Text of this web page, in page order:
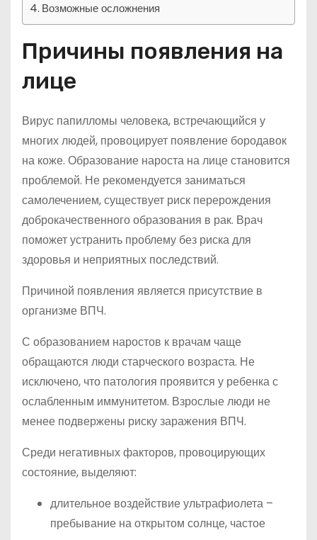
Возможные осложнения
Причины появления на
лице
Вирус папилломы человека, встречающийся у
многих людей, провоцирует появление бородавок
на коже. Образование нароста на лице становится
проблемой. Не рекомендуется заниматься
самолечением, существует риск перерождения
доброкачественного образования в рак. Врач
поможет устранить проблему без риска для
здоровья и неприятных последствий.
Причиной появления является присутствие в
организме ВПЧ.
С образованием наростов к врачам чаще
обращаются люди старческого возраста. Не
исключено, что патология проявится у ребенка с
ослабленным иммунитетом. Взрослые люди не
менее подвержены риску заражения ВПЧ.
Среди негативных факторов, провоцирующих
состояние, выделяют:
длительное воздействие ультрафиолета –
пребывание на открытом солнце, частое